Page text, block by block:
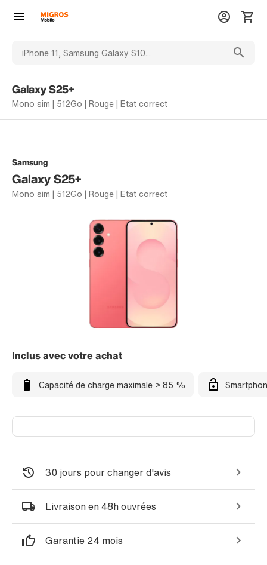
Galaxy S25+
Mono sim | 512Go | Rouge | Etat correct
Samsung
Galaxy S25+
Mono sim | 512Go | Rouge | Etat correct
Inclus avec votre achat
Capacité de charge maximale > 85 %
30 jours pour changer d'avis
Livraison en 48h ouvrées
Garantie 24 mois